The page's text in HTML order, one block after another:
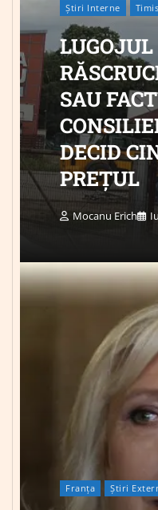
Știri Interne Timis
SAU
DECID
PREȚUL
Mocanu Erich
Franța Știri